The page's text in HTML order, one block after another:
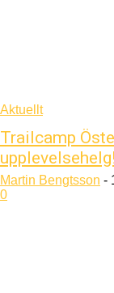
Aktuellt
Trailcamp
upplevelsehelg!
Martin Bengtsson -
0